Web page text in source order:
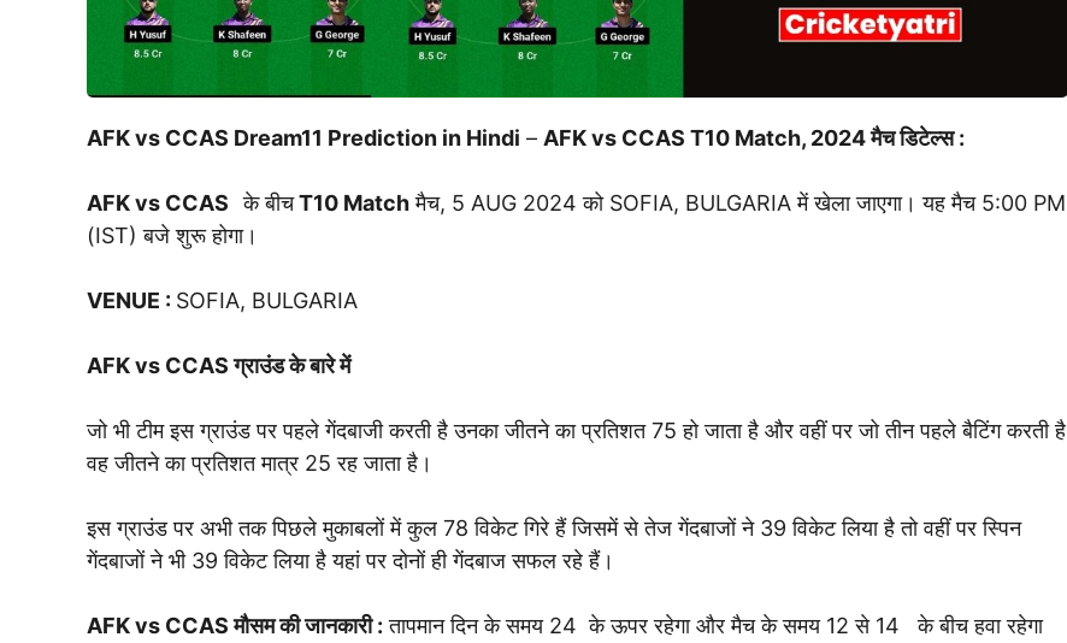
AFK vs CCAS Dream11 Prediction in Hindi – AFK vs CCAS T10 Match, 2024 मैच डिटेल्स :
AFK vs CCASके बीचT10 Matchमैच, 5 AUG 2024 को SOFIA, BULGARIA में खेला जाएगा। यह मैच 5:00 PM
(IST) बजे शुरू होगा।
VENUE : SOFIA, BULGARIA
AFK vs CCASग्राउंड के बारे में
जो भी टीम इस ग्राउंड पर पहले गेंदबाजी करती है उनका जीतने का प्रतिशत 75 हो जाता है और वहीं पर जो तीन पहले बैटिंग करती है
वह जीतने का प्रतिशत मात्र 25 रह जाता है।
इस ग्राउंड पर अभी तक पिछले मुकाबलों में कुल 78 विकेट गिरे हैं जिसमें से तेज गेंदबाजों ने 39 विकेट लिया है तो वहीं पर स्पिन
गेंदबाजों ने भी 39 विकेट लिया है यहां पर दोनों ही गेंदबाज सफल रहे हैं।
AFK vs CCASमौसम की जानकारी : तापमान दिन के समय 24 के ऊपर रहेगा और मैच के समय 12 से 14 के बीच हवा रहेगा